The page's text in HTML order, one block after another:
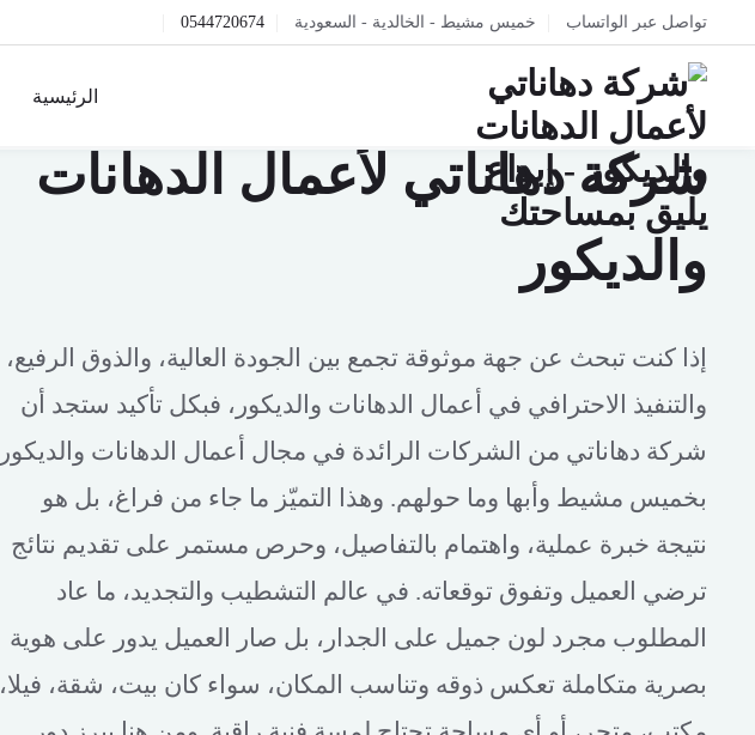
تواصل عبر الواتساب خميس مشيط - الخالدية - السعودية 0544720674
الرئيسية
إبداع يليق بمساحتك
شركة دهاناتي لأعمال الدهانات
والديكور
إذا كنت تبحث عن جهة موثوقة تجمع بين الجودة العالية، والذوق الرفيع،
والتنفيذ الاحترافي في أعمال الدهانات والديكور، فبكل تأكيد ستجد أن
شركة دهاناتي من الشركات الرائدة في مجال أعمال الدهانات والديكور
بخميس مشيط وأبها وما حولهم. وهذا التميّز ما جاء من فراغ، بل هو
نتيجة خبرة عملية، واهتمام بالتفاصيل، وحرص مستمر على تقديم نتائج
ترضي العميل وتفوق توقعاته. في عالم التشطيب والتجديد، ما عاد
المطلوب مجرد لون جميل على الجدار، بل صار العميل يدور على هوية
بصرية متكاملة تعكس ذوقه وتناسب المكان، سواء كان بيت، شقة، فيلا،